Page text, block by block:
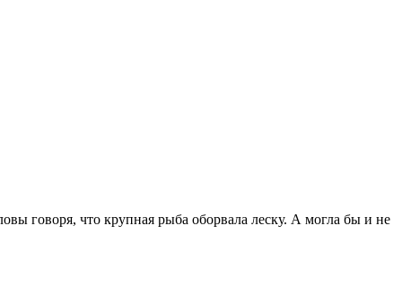
говоря, что крупная рыба оборвала леску. А могла бы и не